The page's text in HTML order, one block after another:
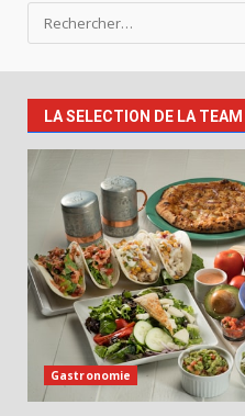
Rechercher :
LA SELECTION DE LA TEAM
Gastronomie